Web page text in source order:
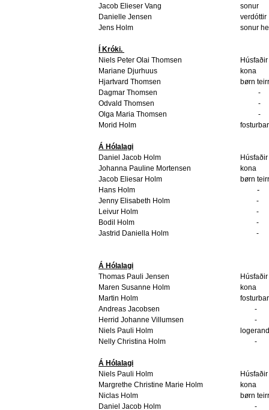
Jacob Elieser Vang
sonur
Danielle Jensen
verdóttir
Jens Holm
sonur
Í Króki.
Niels Peter Olai Thomsen
Húsfaðir
Mariane Djurhuus
kona
Hjartvard Thomsen
børn
Dagmar Thomsen
-
Odvald Thomsen
-
Olga Maria Thomsen
-
Morid Holm
Á Hólalagi
Daniel Jacob Holm
Húsfaðir
Johanna Pauline Mortensen
kona
Jacob Eliesar Holm
børn
Hans Holm
-
Jenny Elisabeth Holm
-
Leivur Holm
-
Bodil Holm
-
Jastrid Daniella Holm
-
Á Hólalagi
Thomas Pauli Jensen
Húsfaðir
Maren Susanne Holm
kona
Martin Holm
Andreas Jacobsen
-
Herrid Johanne Villumsen
-
Niels Pauli Holm
Nelly Christina Holm
-
Á Hólalagi
Niels Pauli Holm
Húsfaðir
Margrethe Christine Marie Holm
kona
Niclas Holm
børn
Daniel Jacob Holm
-